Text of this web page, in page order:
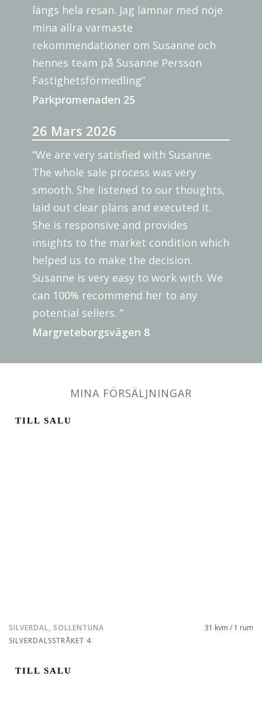
längs hela resan. Jag lämnar med nöje
mina allra varmaste
rekommendationer om Susanne och
hennes team på Susanne Persson
Fastighetsförmedling”
Parkpromenaden 25
26 Mars 2026
“We are very satisfied with Susanne.
The whole sale process was very
smooth. She listened to our thoughts,
laid out clear plans and executed it.
She is responsive and provides
insights to the market condition which
helped us to make the decision.
Susanne is very easy to work with. We
can 100% recommend her to any
potential sellers. ”
Margreteborgsvägen 8
MINA FÖRSÄLJNINGAR
TILL SALU
SILVERDAL, SOLLENTUNA
SILVERDALSSTRÅKET 4
31 kvm / 1 rum
TILL SALU